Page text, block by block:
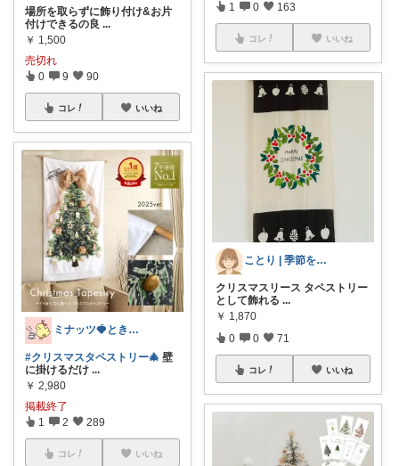
場所を取らずに飾り付け&お片
付けできるの良 ...
￥ 1,500
売切れ
0 9 90
コレ いいね
ミナッツ🍓ときめきL!FE💎
#クリスマスタペストリー🎄 壁
に掛けるだけ ...
￥ 2,980
掲載終了
1 2 289
コレ いいね
1 0 163
コレ いいね
ことり | 季節を楽しむ暮らし🕊️
クリスマスリース タペストリー
として飾れる ...
￥ 1,870
0 0 71
コレ いいね